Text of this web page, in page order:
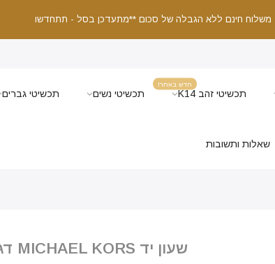
חינם ללא הגבלה של סכום **מתעדכן בסל - תתחדשו
תכשיטי זהב K14
חדש באתר!
תכשיטי נשים תכשיטי גברים
שאלות ותשובות
שעון יד MICHAEL KORS דגם - MK3359